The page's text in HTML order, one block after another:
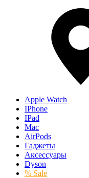
Apple Watch
IPhone
IPad
Mac
AirPods
Гаджеты
Аксессуары
Dyson
% Sale